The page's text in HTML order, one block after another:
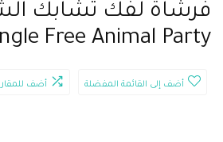
فرشاة لفك تشابك
Free Animal Party
أضف إلى القائمة المفضلة أضف